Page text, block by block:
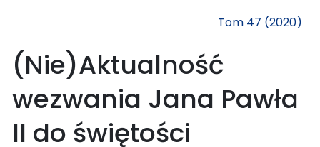
Tom 47 (2020)
(Nie)Aktualność
wezwania Jana Pawła
II do świętości